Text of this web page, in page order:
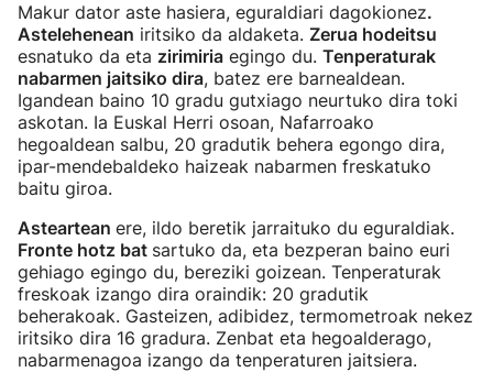
Makur dator aste hasiera, eguraldiari dagokionez.
Astelehenean iritsiko da aldaketa. Zerua hodeitsu
esnatuko da eta zirimiria egingo du. Tenperaturak
nabarmen jaitsiko dira, batez ere barnealdean.
Igandean baino 10 gradu gutxiago neurtuko dira toki
askotan. Ia Euskal Herri osoan, Nafarroako
hegoaldean salbu, 20 gradutik behera egongo dira,
ipar-mendebaldeko haizeak nabarmen freskatuko
baitu giroa.
Asteartean ere, ildo beretik jarraituko du eguraldiak.
Fronte hotz bat sartuko da, eta bezperan baino euri
gehiago egingo du, bereziki goizean. Tenperaturak
freskoak izango dira oraindik: 20 gradutik
beherakoak. Gasteizen, adibidez, termometroak nekez
iritsiko dira 16 gradura. Zenbat eta hegoalderago,
nabarmenagoa izango da tenperaturen jaitsiera.